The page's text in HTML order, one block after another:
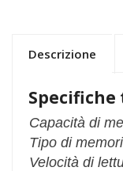
Descrizione
Specifiche
Capacità di
Tipo di
Velocità di